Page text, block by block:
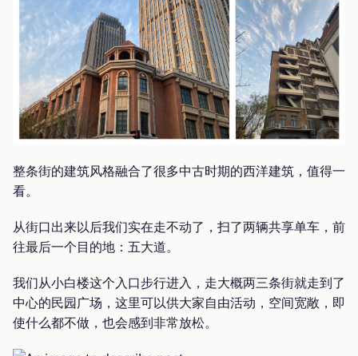
整条街的建筑风格融合了很多中古时期的西洋建筑，值得一
看。
从街口出来以后我们实在走不动了，扫了两辆共享单车，前
往最后一个目的地：五大道。
我们从小白楼这个入口步行进入，走大概两三条街就走到了
中心的民园广场，这里可以供大家自由活动，空间宽敞，即
使什么都不做，也会感到非常放松。